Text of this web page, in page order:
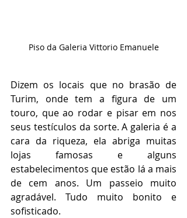
Piso da Galeria Vittorio Emanuele
Dizem os locais que no brasão de
Turim, onde tem a figura de um
touro, que ao rodar e pisar em nos
seus testículos da sorte. A galeria é a
cara da riqueza, ela abriga muitas
lojas famosas e alguns
estabelecimentos que estão lá a mais
de cem anos. Um passeio muito
agradável. Tudo muito bonito e
sofisticado.